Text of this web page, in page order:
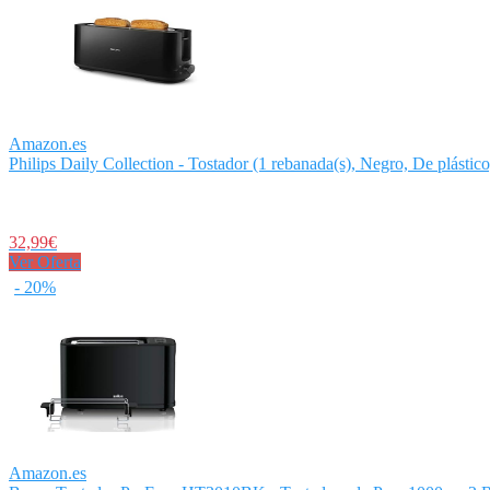
Amazon.es
Philips Daily Collection - Tostador (1 rebanada(s), Negro, De
32,99€
Ver Oferta
- 20%
Amazon.es